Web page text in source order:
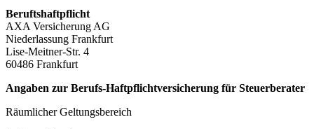
Beruftshaftpflicht
AXA Versicherung AG
Niederlassung Frankfurt
Lise-Meitner-Str. 4
60486 Frankfurt
Angaben zur Berufs-Haftpflichtversicherung für Steuerberater
Räumlicher Geltungsbereich